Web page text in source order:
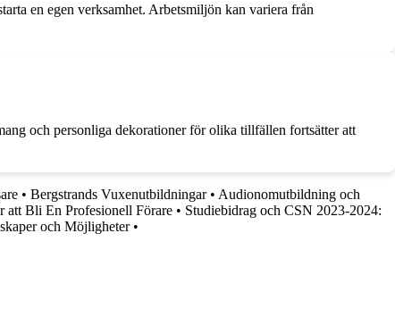
en egen verksamhet. Arbetsmiljön kan variera från
och personliga dekorationer för olika tillfällen fortsätter att
• Bergstrands Vuxenutbildningar• Audionomutbildning och
Bli En Profesionell Förare • Studiebidrag och CSN 2023-2024:
och Möjligheter•